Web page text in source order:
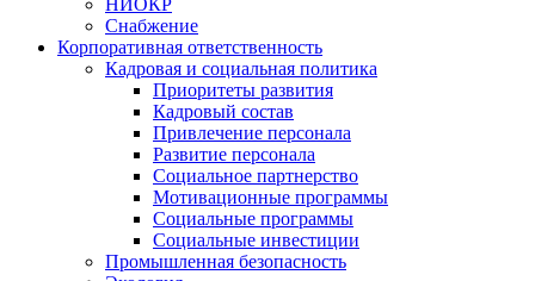
НИОКР
Снабжение
Корпоративная ответственность
Кадровая и социальная политика
Приоритеты развития
Кадровый состав
Привлечение персонала
Развитие персонала
Социальное партнерство
Мотивационные программы
Социальные программы
Социальные инвестиции
Промышленная безопасность